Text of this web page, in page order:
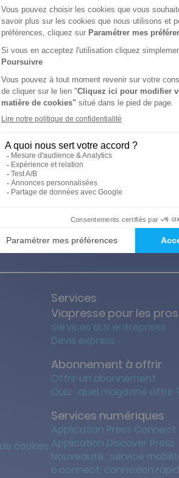
3 GRAND FORMAT
difficulté d'un cran.
des prix les + bas
cookies
Services
Viapresse pour les pros
Services aux entreprises
Devis express
Abonnement à offrir
Offrir un abonnement
Quiz : quel magazine offrir
Services numériques
Application Press Connect
Application Discover Press
Nouveauté : service
b.connect: connexion